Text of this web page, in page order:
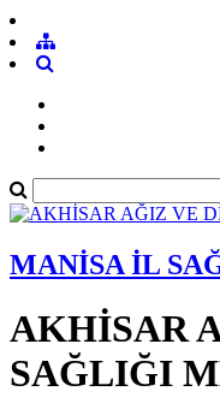
MANİSA İL
AKHİSAR
SAĞLIĞI